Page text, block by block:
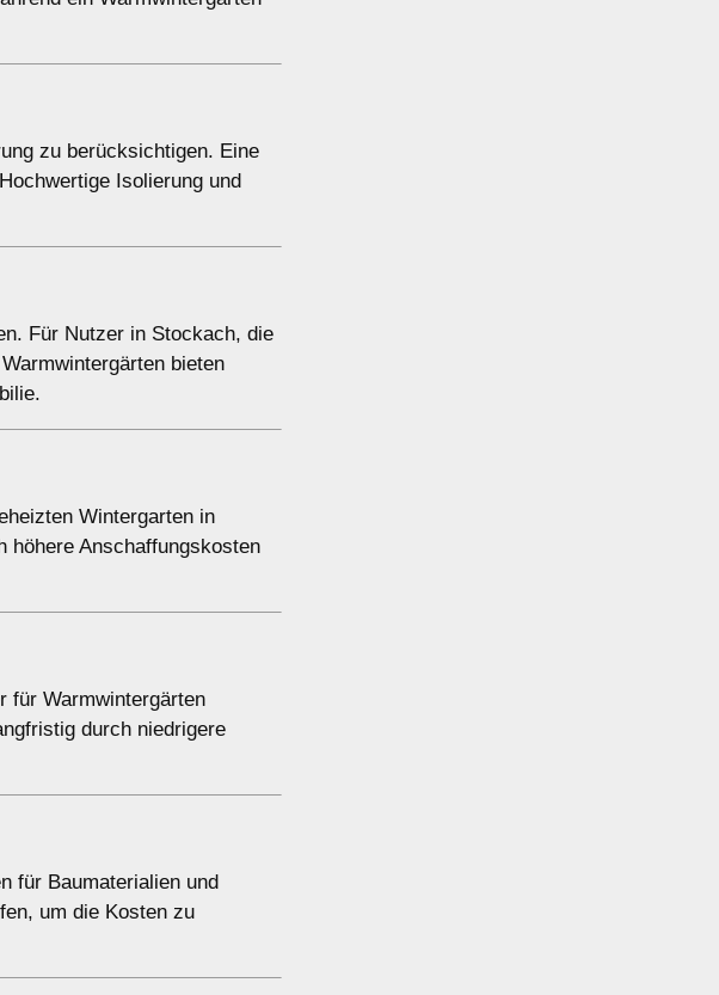
zu berücksichtigen. Eine
Isolierung und
Für Nutzer in Stockach, die
bieten
Wintergarten in
höhere Anschaffungskosten
für Warmwintergärten
durch niedrigere
für Baumaterialien und
um die Kosten zu